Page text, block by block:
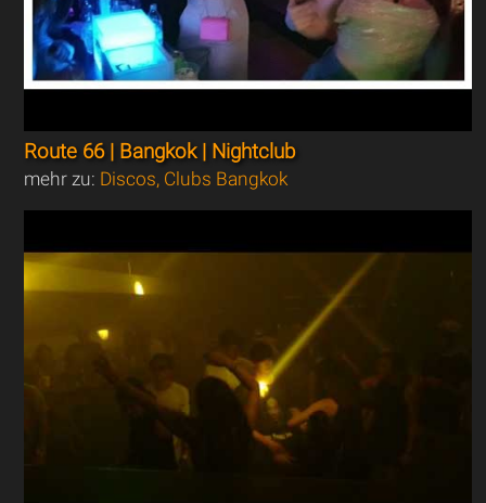
Route 66 | Bangkok | Nightclub
mehr zu: Discos, Clubs Bangkok